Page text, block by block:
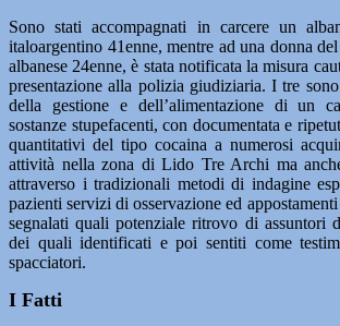
Sono stati accompagnati in carcere un
italoargentino 41enne, mentre ad una donna del
albanese 24enne, è stata notificata la misura
presentazione alla polizia giudiziaria. I tre
della gestione e dell’alimentazione di un
sostanze stupefacenti, con documentata e
quantitativi del tipo cocaina a numerosi
attività nella zona di Lido Tre Archi ma
attraverso i tradizionali metodi di indagine
pazienti servizi di osservazione ed
segnalati quali potenziale ritrovo di assuntori
dei quali identificati e poi sentiti come
spacciatori.
I Fatti